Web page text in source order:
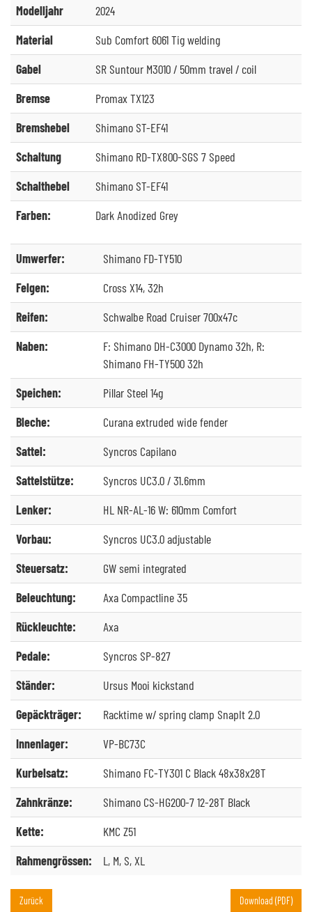
Modelljahr
2024
Material
Sub Comfort 6061 Tig welding
Gabel
SR Suntour M3010 / 50mm travel / coil
Bremse
Promax TX123
Bremshebel
Shimano ST-EF41
Schaltung
Shimano RD-TX800-SGS 7 Speed
Schalthebel
Shimano ST-EF41
Farben:
Dark Anodized Grey
Umwerfer:
Shimano FD-TY510
Felgen:
Cross X14, 32h
Reifen:
Schwalbe Road Cruiser 700x47c
Naben:
F: Shimano DH-C3000 Dynamo 32h, R:
Shimano FH-TY500 32h
Speichen:
Pillar Steel 14g
Bleche:
Curana extruded wide fender
Sattel:
Syncros Capilano
Sattelstütze:
Syncros UC3.0 / 31.6mm
Lenker:
HL NR-AL-16 W: 610mm Comfort
Vorbau:
Syncros UC3.0 adjustable
Steuersatz:
GW semi integrated
Beleuchtung:
Axa Compactline 35
Rückleuchte:
Axa
Pedale:
Syncros SP-827
Ständer:
Ursus Mooi kickstand
Gepäckträger:
Racktime w/ spring clamp SnapIt 2.0
Innenlager:
VP-BC73C
Kurbelsatz:
Shimano FC-TY301 C Black 48x38x28T
Zahnkränze:
Shimano CS-HG200-7 12-28T Black
Kette:
KMC Z51
Rahmengrössen:
L, M, S, XL
Zurück Download (PDF)